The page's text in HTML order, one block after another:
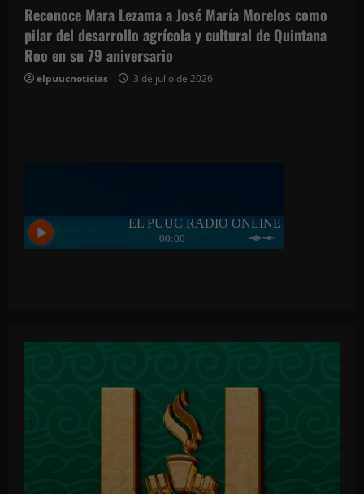
Reconoce Mara Lezama a José María Morelos como
pilar del desarrollo agrícola y cultural de Quintana
Roo en su 79 aniversario
elpuucnoticias 3 de julio de 2026